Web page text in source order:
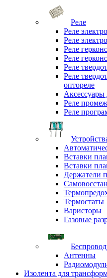
Реле
Реле
Реле
Реле
Реле
Реле
Реле
оптореле
Аксессуары
Реле
Реле
Вставки
Вставки
Держатели
Термостаты
Варисторы
Газовые
Антенны
Изолента для